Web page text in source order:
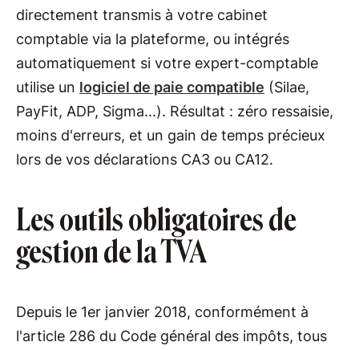
directement transmis à votre cabinet
comptable via la plateforme, ou intégrés
automatiquement si votre expert-comptable
utilise un logiciel de paie compatible (Silae,
PayFit, ADP, Sigma...). Résultat : zéro ressaisie,
moins d'erreurs, et un gain de temps précieux
lors de vos déclarations CA3 ou CA12.
Les outils obligatoires de
gestion de la TVA
Depuis le 1er janvier 2018, conformément à
l'article 286 du Code général des impôts, tous